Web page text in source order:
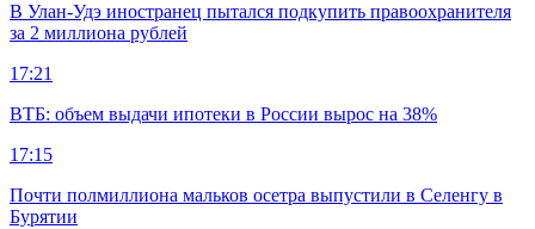
В Улан-Удэ иностранец пытался подкупить правоохранителя
за 2 миллиона рублей
17:21
ВТБ: объем выдачи ипотеки в России вырос на 38%
17:15
Почти полмиллиона мальков осетра выпустили в Селенгу в
Бурятии